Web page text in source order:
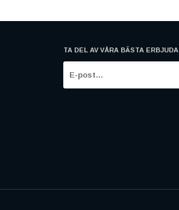
TA DEL AV VÅRA BÄSTA